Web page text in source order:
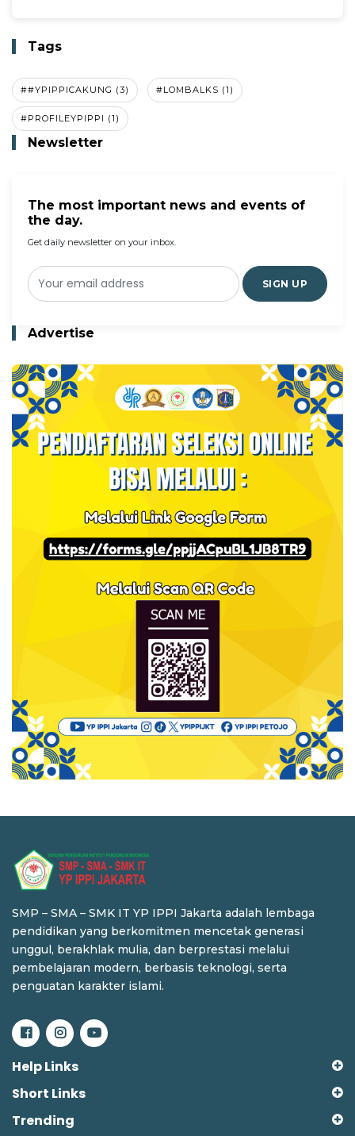
Tags
##YPIPPICAKUNG (3) #LOMBALKS (1)
#PROFILEYPIPPI (1)
Newsletter
The most important news and events of
the day.
Get daily newsletter on your inbox.
SIGN UP
Advertise
SMP – SMA – SMK IT YP IPPI Jakarta adalah lembaga
pendidikan yang berkomitmen mencetak generasi
unggul, berakhlak mulia, dan berprestasi melalui
pembelajaran modern, berbasis teknologi, serta
penguatan karakter islami.
Help Links
Short Links
Trending